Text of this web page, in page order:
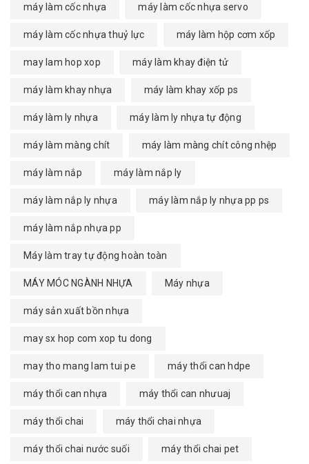
máy làm cốc nhựa máy làm cốc nhựa servo
máy làm cốc nhựa thuỷ lực máy làm hộp cơm xốp
may lam hop xop máy làm khay điện tử
máy làm khay nhựa máy làm khay xốp ps
máy làm ly nhựa máy làm ly nhựa tự động
máy làm màng chít máy làm màng chít công nhệp
máy làm nắp máy làm nắp ly
máy làm nắp ly nhựa máy làm nắp ly nhựa pp ps
máy làm nắp nhựa pp
Máy làm tray tự động hoàn toàn
MÁY MÓC NGÀNH NHỰA Máy nhựa
máy sản xuất bồn nhựa
may sx hop com xop tu dong
may tho mang lam tui pe máy thổi can hdpe
máy thổi can nhựa máy thổi can nhưuaj
máy thổi chai máy thổi chai nhựa
máy thổi chai nước suối máy thổi chai pet